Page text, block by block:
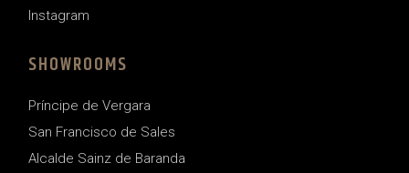
Instagram
SHOWROOMS
Príncipe de Vergara
San Francisco de Sales
Alcalde Sainz de Baranda